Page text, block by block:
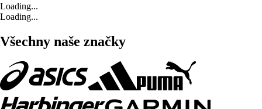
Loading...
Loading...
Všechny naše značky